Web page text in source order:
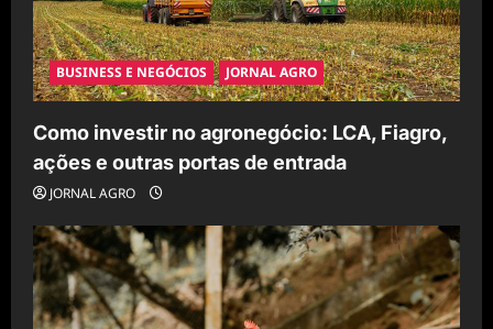
BUSINESS E NEGÓCIOS JORNAL AGRO
Como investir no agronegócio: LCA, Fiagro,
ações e outras portas de entrada
JORNAL AGRO